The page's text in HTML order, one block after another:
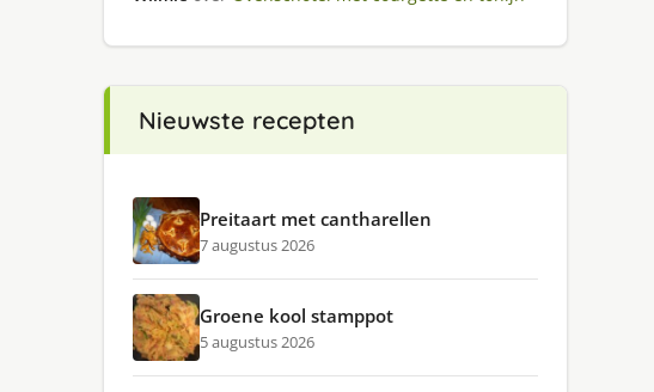
Nieuwste recepten
Preitaart met cantharellen
7 augustus 2026
Groene kool stamppot
5 augustus 2026